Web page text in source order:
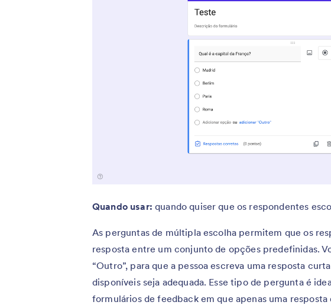
Quando usar: quando quiser que os respondentes
As perguntas de múltipla escolha permitem que os
resposta entre um conjunto de opções predefinidas.
“Outro”, para que a pessoa escreva uma resposta
disponíveis seja adequada. Esse tipo de pergunta é
formulários de feedback em que apenas uma resposta